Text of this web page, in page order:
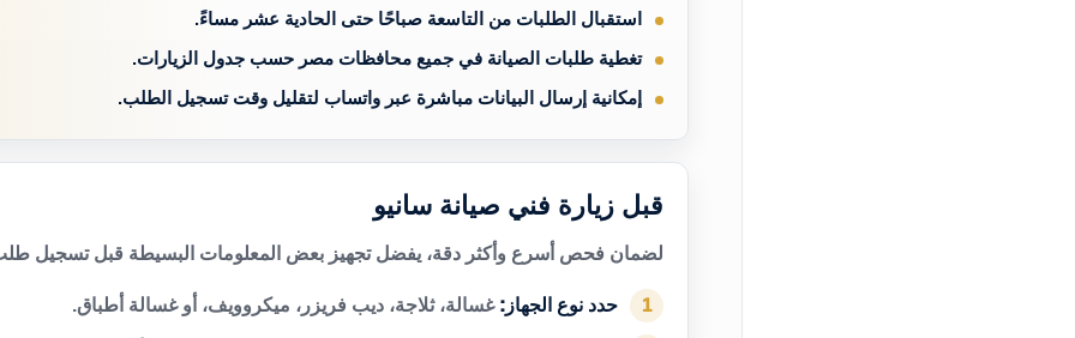
استقبال الطلبات من التاسعة صباحًا حتى الحادية عشر مساءً.
تغطية طلبات الصيانة في جميع محافظات مصر حسب جدول الزيارات.
إمكانية إرسال البيانات مباشرة عبر واتساب لتقليل وقت تسجيل الطلب.
قبل زيارة فني صيانة سانيو
لضمان فحص أسرع وأكثر دقة، يفضل تجهيز بعض المعلومات البسيطة قبل تسجيل
1 حدد نوع الجهاز: غسالة، ثلاجة، ديب فريزر، ميكروويف، أو غسالة أطباق.